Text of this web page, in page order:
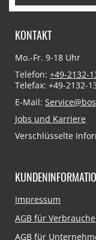
KONTAKT
Mo.-Fr. 9-18 Uhr
Telefon: +49-2132-
Telefax: +49-2132-
E-Mail:
Jobs und Karriere
Verschlüsselte
Navigation
Impressum
AGB für
AGB für